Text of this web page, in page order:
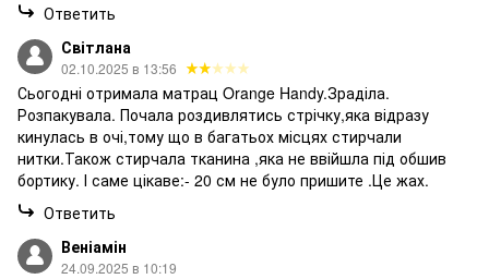
Ответить
Світлана
02.10.2025 в 13:56
Сьогодні отримала матрац Orange Handy.Зраділа.
Розпакувала. Почала роздивлятись стрічку,яка відразу
кинулась в очі,тому що в багатьох місцях стирчали
нитки.Також стирчала тканина ,яка не ввійшла під обшив
бортику. І саме цікаве:- 20 см не було пришите .Це жах.
Ответить
Веніамін
24.09.2025 в 10:19